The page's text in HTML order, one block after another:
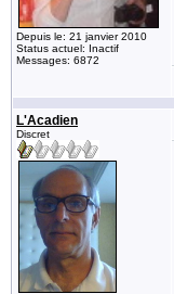
Depuis le: 21 janvier 2010
Status actuel: Inactif
Messages: 6872
L'Acadien
Discret